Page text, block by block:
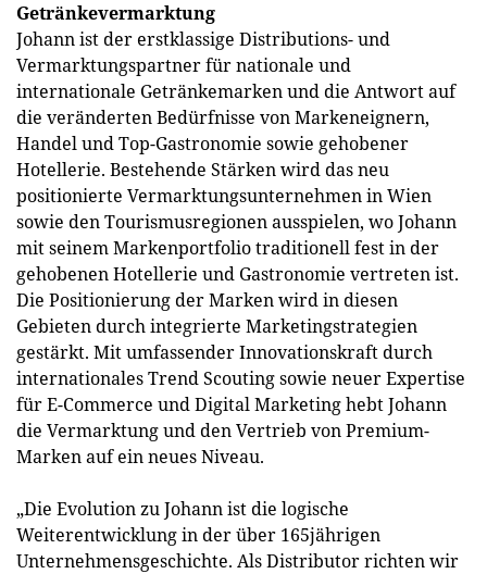
Getränkevermarktung
Johann ist der erstklassige Distributions- und
Vermarktungspartner für nationale und
internationale Getränkemarken und die Antwort auf
die veränderten Bedürfnisse von Markeneignern,
Handel und Top-Gastronomie sowie gehobener
Hotellerie. Bestehende Stärken wird das neu
positionierte Vermarktungsunternehmen in Wien
sowie den Tourismusregionen ausspielen, wo Johann
mit seinem Markenportfolio traditionell fest in der
gehobenen Hotellerie und Gastronomie vertreten ist.
Die Positionierung der Marken wird in diesen
Gebieten durch integrierte Marketingstrategien
gestärkt. Mit umfassender Innovationskraft durch
internationales Trend Scouting sowie neuer Expertise
für E-Commerce und Digital Marketing hebt Johann
die Vermarktung und den Vertrieb von Premium-
Marken auf ein neues Niveau.
„Die Evolution zu Johann ist die logische
Weiterentwicklung in der über 165jährigen
Unternehmensgeschichte. Als Distributor richten wir